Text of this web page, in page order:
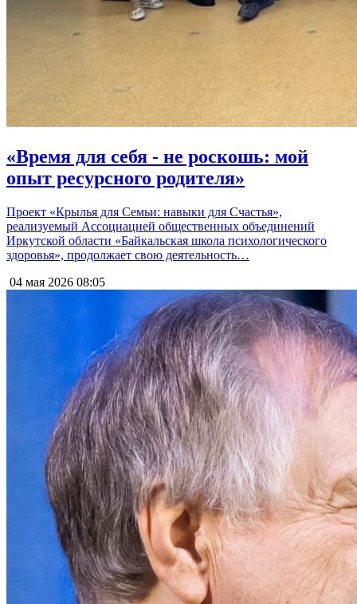
«Время для себя - не роскошь: мой
опыт ресурсного родителя»
Проект «Крылья для Семьи: навыки для Счастья»,
реализуемый Ассоциацией общественных объединений
Иркутской области «Байкальская школа психологического
здоровья», продолжает свою деятельность…
04 мая 2026 08:05